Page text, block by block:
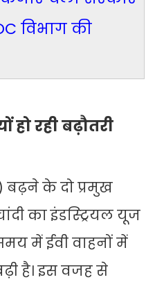
विभाग की
हो रही बढ़ौतरी
बढ़ने के दो प्रमुख
का इंडस्ट्रियल यूज
में ईवी वाहनों में
है। इस वजह से